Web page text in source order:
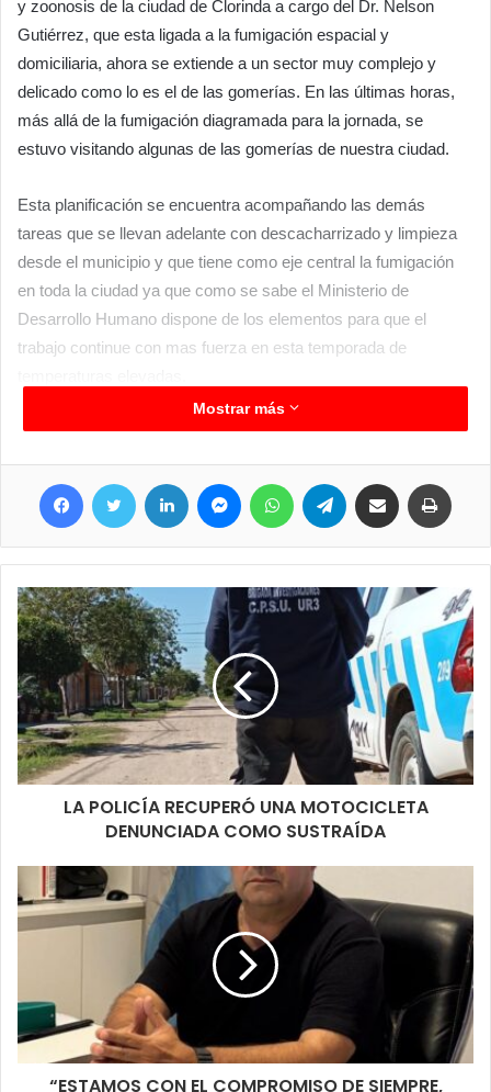
y zoonosis de la ciudad de Clorinda a cargo del Dr. Nelson
Gutiérrez, que esta ligada a la fumigación espacial y
domiciliaria, ahora se extiende a un sector muy complejo y
delicado como lo es el de las gomerías. En las últimas horas,
más allá de la fumigación diagramada para la jornada, se
estuvo visitando algunas de las gomerías de nuestra ciudad.
Esta planificación se encuentra acompañando las demás
tareas que se llevan adelante con descacharrizado y limpieza
desde el municipio y que tiene como eje central la fumigación
en toda la ciudad ya que como se sabe el Ministerio de
Desarrollo Humano dispone de los elementos para que el
trabajo continue con mas fuerza en esta temporada de
Mostrar más
LA POLICÍA RECUPERÓ UNA MOTOCICLETA
DENUNCIADA COMO SUSTRAÍDA
“ESTAMOS CON EL COMPROMISO DE SIEMPRE,